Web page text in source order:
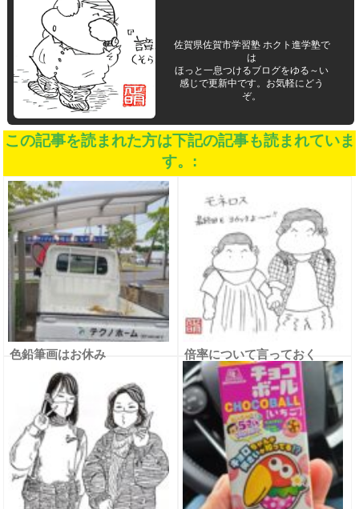
佐賀県佐賀市学習塾 ホクト進学塾で
は
ほっと一息つけるブログをゆる～い
感じで更新中です。お気軽にどう
ぞ。
この記事を読まれた方は下記の記事も読まれていま
す。:
色鉛筆画はお休み 倍率について言っておく